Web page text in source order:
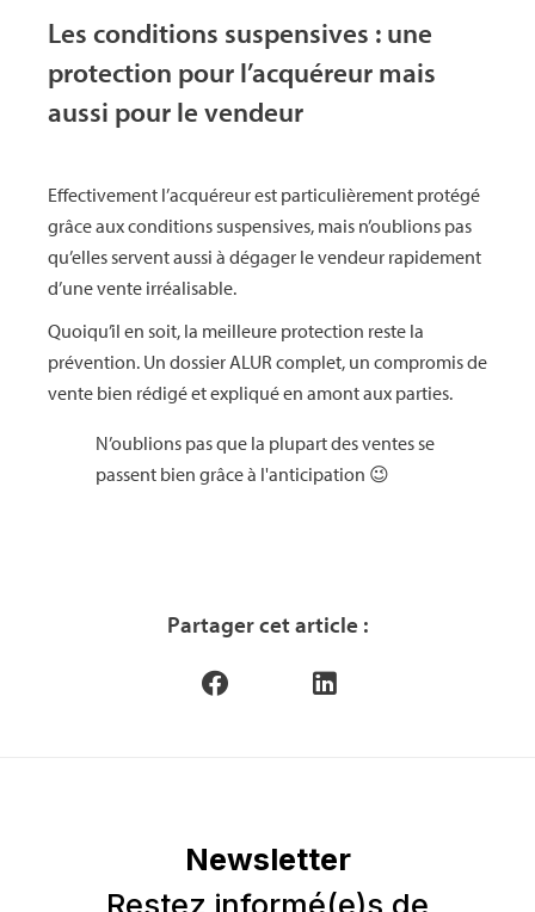
Les conditions suspensives : une
protection pour l’acquéreur mais
aussi pour le vendeur
Effectivement l’acquéreur est particulièrement protégé
grâce aux conditions suspensives, mais n’oublions pas
qu’elles servent aussi à dégager le vendeur rapidement
d’une vente irréalisable.
Quoiqu’il en soit, la meilleure protection reste la
prévention. Un dossier ALUR complet, un compromis de
vente bien rédigé et expliqué en amont aux parties.
N’oublions pas que la plupart des ventes se
passent bien grâce à l'anticipation 😉
Partager cet article :